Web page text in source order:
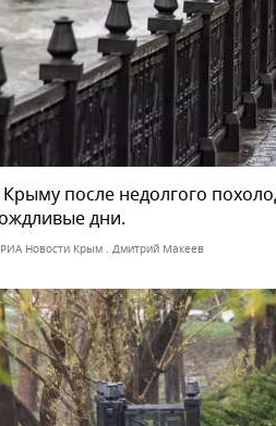
после недолгого
дни.
Новости Крым . Дмитрий Макеев